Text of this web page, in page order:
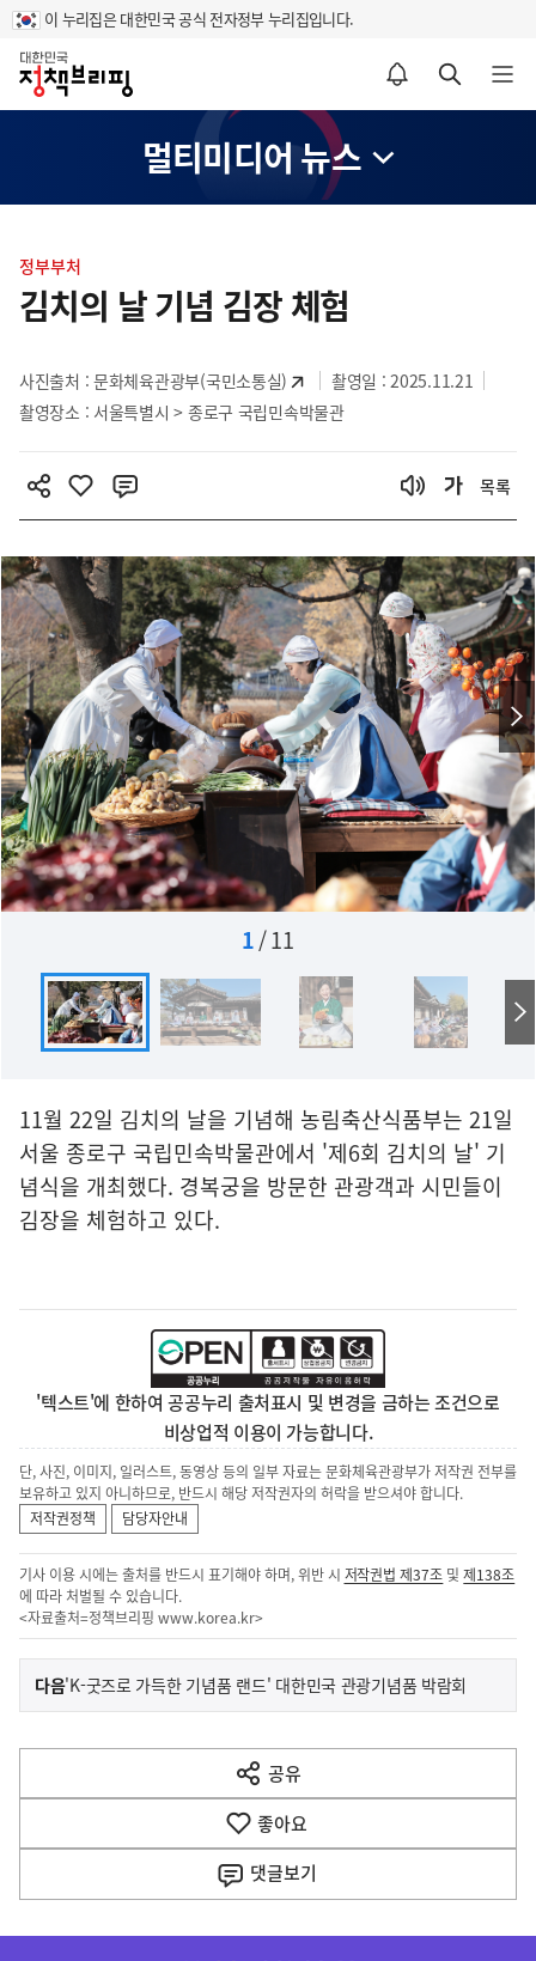
이 누리집은 대한민국 공식 전자정부 누리집입니다.
홈
알림설정 바로가기 검색 바로가기 메뉴 열기
멀티미디어 뉴스
텐
츠
역
정부부처
김치의 날 기념 김장 체험
사진출처 :문화체육관광부(국민소통실)
촬영일 : 2025.11.21
촬영장소 : 서울특별시 > 종로구 국립민속박물관
목록
1/11
11월 22일 김치의 날을 기념해 농림축산식품부는 21일
서울 종로구 국립민속박물관에서 '제6회 김치의 날' 기
념식을 개최했다. 경복궁을 방문한 관광객과 시민들이
김장을 체험하고 있다.
'텍스트'에 한하여 공공누리 출처표시 및 변경을 금하는 조건으로
비상업적 이용이 가능합니다.
단, 사진, 이미지, 일러스트, 동영상 등의 일부 자료는 문화체육관광부가 저작권 전부를
보유하고 있지 아니하므로, 반드시 해당 저작권자의 허락을 받으셔야 합니다.
저작권정책
담당자안내
기사 이용 시에는 출처를 반드시 표기해야 하며, 위반 시 저작권법 제37조 및제138조
에 따라 처벌될 수 있습니다.
<자료출처=정책브리핑 www.korea.kr>
이
전
다
음
다음기
사
'K-굿즈로 가득한 기념품 랜드' 대한민국 관광기념품 박람회
공유
열
기
좋아요
댓글보기